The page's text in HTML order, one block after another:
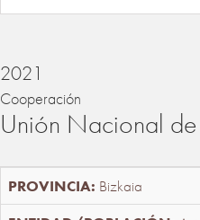
2021
Cooperación
Unión Nacional
Bizkaia